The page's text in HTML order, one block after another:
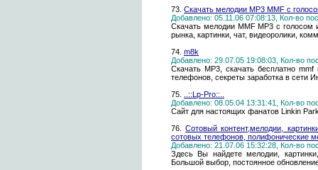
73. Скачать мелодии MP3 MMF c
Добавлено: 05.11.06 07:08:13, Кол-во
Скачать мелодии MMF MP3 c
рынка, картинки, чат, видеоролики,
74. m8k
Добавлено: 29.07.05 19:08:03, Кол-во
Скачать MP3, скачать бесплатно
телефонов, секреты заработка в сети
75.
..::Lp-Pro::..
Добавлено: 08.05.04 13:31:41, Кол-во
Сайт для настоящих фанатов Linkin
76.Сотовый контент,мелодии,
сотовых телефонов, полифонические
Добавлено: 21.07.06 15:32:28, Кол-во
Здесь Вы найдете мелодии,
Большой выбор, постоянное